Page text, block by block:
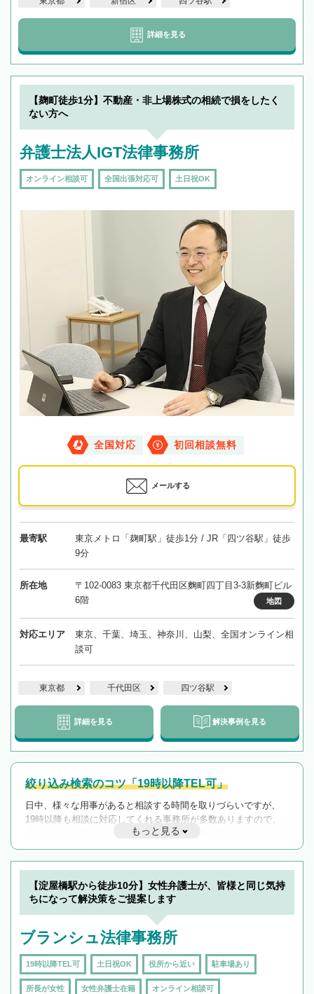
詳細を見る
【麹町徒歩1分】不動産・非上場株式の相続で損をしたく
ない方へ
弁護士法人IGT法律事務所
オンライン相談可 全国出張対応可 土日祝OK
全国対応 初回相談無料
メールする
最寄駅
東京メトロ「麹町駅」徒歩1分 / JR「四ツ谷駅」徒歩
9分
所在地
〒102-0083 東京都千代田区麴町四丁目3-3新麴町ビル
6階
地図
対応エリア
東京、千葉、埼玉、神奈川、山梨、全国オンライン相
談可
東京都 千代田区 四ツ谷駅
詳細を見る 解決事例を見る
絞り込み検索のコツ「19時以降TEL可」
日中、様々な用事があると相談する時間を取りづらいですが、
19時以降も相談に対応してくれる事務所が多数ありますので、
遅い時間の相談が増えそうな場合はそのような事務所に絞り込
んで検索してみましょう。
19時以降TEL可の条件
を加えて再検索
もっと見る
【淀屋橋駅から徒歩10分】女性弁護士が、皆様と同じ気持
ちになって解決策をご提案します
ブランシュ法律事務所
19時以降TEL可 土日祝OK 役所から近い 駐車場あり
所長が女性 女性弁護士在籍 オンライン相談可